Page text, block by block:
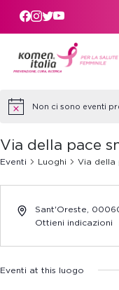
Skip to main content
Non ci sono eventi
Via della pace
Eventi Luoghi Via della
Sant'Oreste,
Ottieni indicazioni
Eventi at this luogo